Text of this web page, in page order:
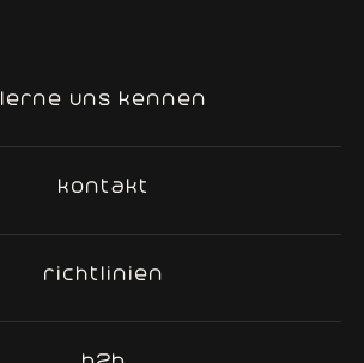
lerne uns kennen
kontakt
richtlinien